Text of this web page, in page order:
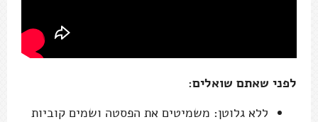
לפני שאתם שואלים:
ללא גלוטן: משמיטים את הפסטה ושמים קוביות